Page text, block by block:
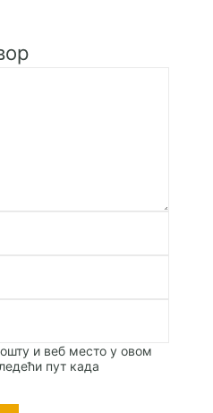
и веб место у овом
пут када